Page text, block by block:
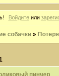
Войдитеили
собачки »
пинчер